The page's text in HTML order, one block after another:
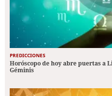
PREDICCIONES
Horóscopo de hoy abre puertas a
Géminis